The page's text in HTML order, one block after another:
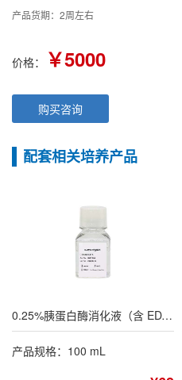
产品货期：2周左右
价格： ￥5000
购买咨询
配套相关培养产品
0.25%胰蛋白酶消化液（含 EDTA，不含酚红）
产品规格：100 mL